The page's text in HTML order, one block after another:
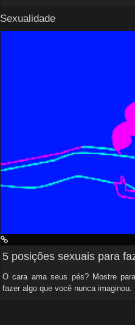
Sexualidade
5 posições sexuais para
O cara ama seus pés? Mostre
fazer algo que você nunca